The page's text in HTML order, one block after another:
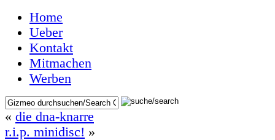
Home
Ueber
Kontakt
Mitmachen
Werben
« die dna-knarre
r.i.p. minidisc! »